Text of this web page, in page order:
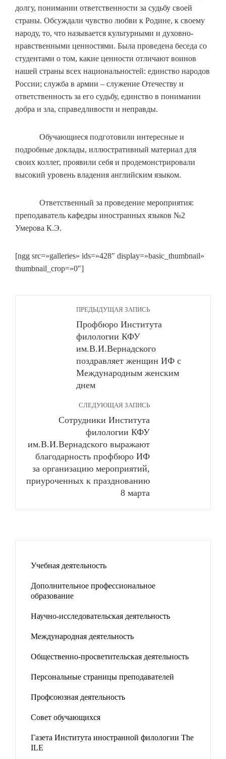
долгу, понимании ответственности за судьбу своей
страны. Обсуждали чувство любви к Родине, к своему
народу, то, что называется культурными и духовно-
нравственными ценностями. Была проведена беседа со
студентами о том, какие ценности отличают воинов
нашей страны всех национальностей: единство народов
России; служба в армии – служение Отечеству и
ответственность за его судьбу, единство в понимании
добра и зла, справедливости и неправды.
Обучающиеся подготовили интересные и
подробные доклады, иллюстративный материал для
своих коллег, проявили себя и продемонстрировали
высокий уровень владения английским языком.
Ответственный за проведение мероприятия:
преподаватель кафедры иностранных языков №2
Умерова К.Э.
[ngg src=»galleries» ids=»428″ display=»basic_thumbnail»
thumbnail_crop=»0″]
ПРЕДЫДУЩАЯ ЗАПИСЬ
Профбюро Института
филологии КФУ
им.В.И.Вернадского
поздравляет женщин ИФ с
Международным женским
днем
СЛЕДУЮЩАЯ ЗАПИСЬ
Сотрудники Института
филологии КФУ
им.В.И.Вернадского выражают
благодарность профбюро ИФ
за организацию мероприятий,
приуроченных к празднованию
8 марта
Учебная деятельность
Дополнительное профессиональное
образование
Научно-исследовательская деятельность
Международная деятельность
Общественно-просветительская деятельность
Персональные страницы преподавателей
Профсоюзная деятельность
Совет обучающихся
Газета Института иностранной филологии The
ILE